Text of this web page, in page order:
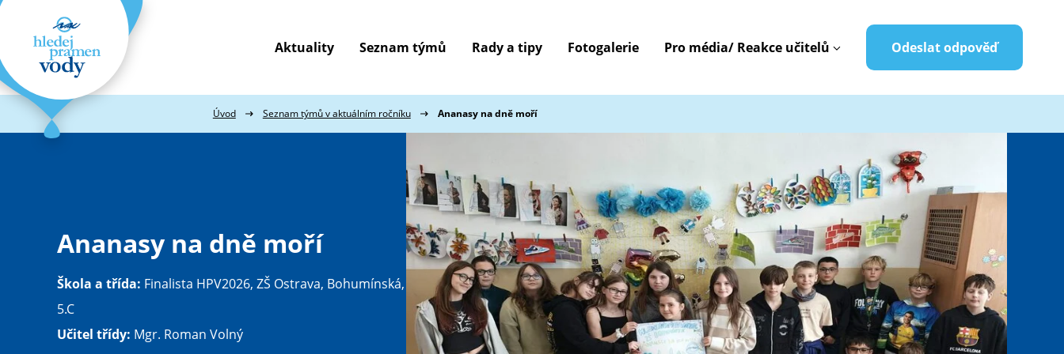
Webové
stránky
míru
Aktuality Seznam týmů Rady a tipy Fotogalerie Pro média/ Reakce učitelů Odeslat odpověď
Úvod Seznam týmů v aktuálním ročníku Ananasy na dně moří
Ananasy na dně moří
Škola a třída: Finalista HPV2026, ZŠ Ostrava, Bohumínská,
5.C
Učitel třídy: Mgr. Roman Volný